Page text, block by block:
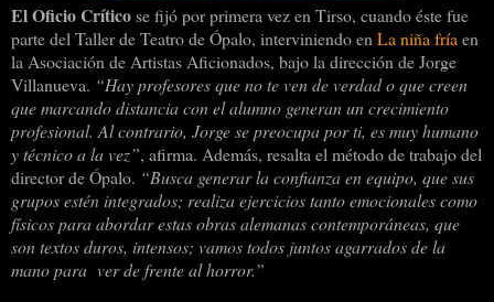
El Oficio Críticose fijó por primera vez en Tirso, cuando éste fue
parte del Taller de Teatro de Ópalo, interviniendo en La niña fría en
la Asociación de Artistas Aficionados, bajo la dirección de Jorge
Villanueva. “Hay profesores que no te ven de verdad o que creen
que marcando distancia con el alumno generan un crecimiento
profesional. Al contrario, Jorge se preocupa por ti, es muy humano
y técnico a la vez”, afirma. Además, resalta el método de trabajo del
director de Ópalo. “Busca generar la confianza en equipo, que sus
grupos estén integrados; realiza ejercicios tanto emocionales como
físicos para abordar estas obras alemanas contemporáneas, que
son textos duros, intensos; vamos todos juntos agarrados de la
mano para ver de frente al horror.”